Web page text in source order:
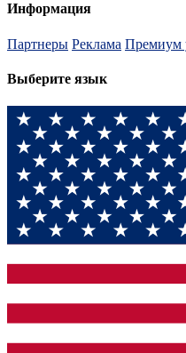
Информация
Партнеры Реклама Премиум
Выберите язык